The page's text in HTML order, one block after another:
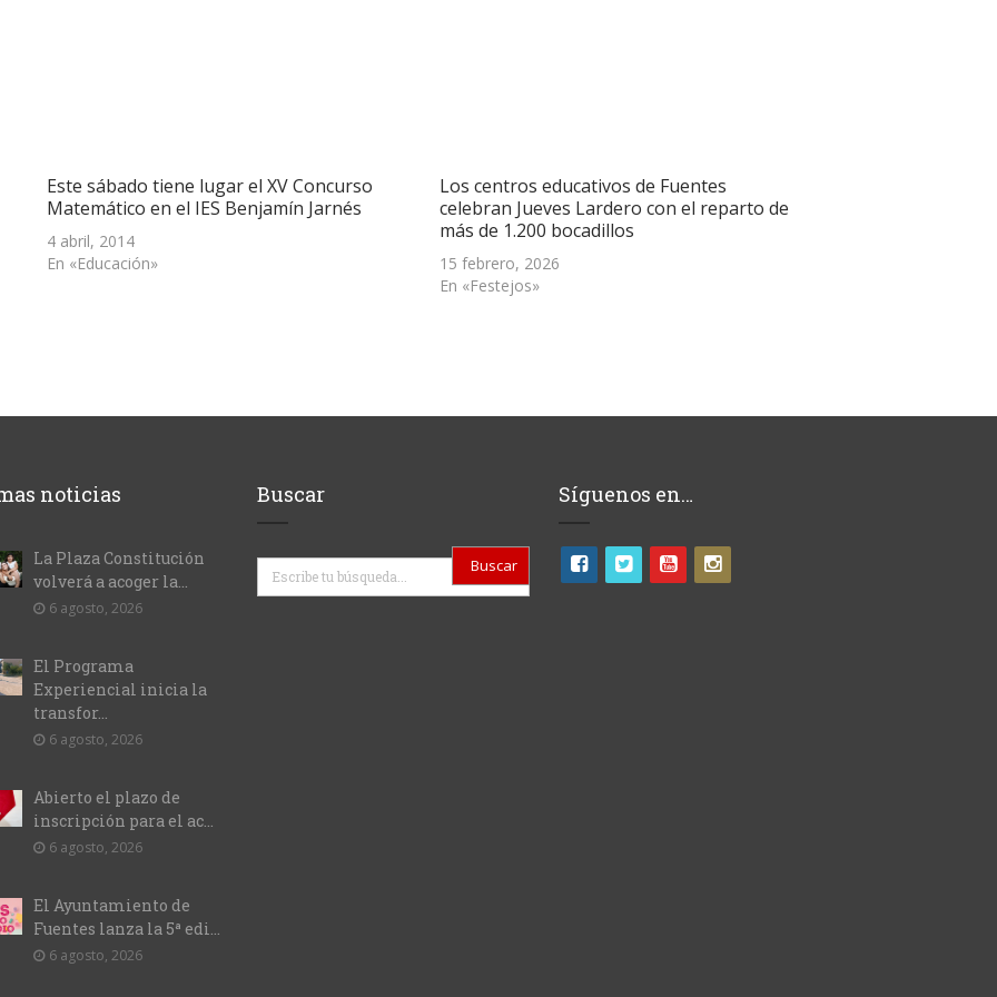
Este sábado tiene lugar el XV Concurso
Matemático en el IES Benjamín Jarnés
4 abril, 2014
En «Educación»
Los centros educativos de Fuentes
celebran Jueves Lardero con el reparto de
más de 1.200 bocadillos
15 febrero, 2026
En «Festejos»
noticias
La Plaza Constitución
volverá a acoger la...
6 agosto, 2026
El Programa
Experiencial inicia la
transfor...
6 agosto, 2026
Abierto el plazo de
inscripción para el ac...
6 agosto, 2026
El Ayuntamiento de
Fuentes lanza la 5ª edi...
6 agosto, 2026
Buscar
Buscar
Síguenos en…